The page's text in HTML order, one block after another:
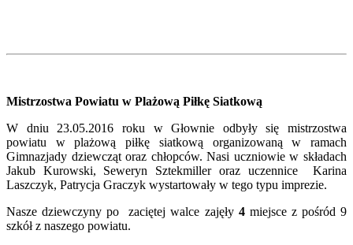
Mistrzostwa Powiatu w Plażową Piłkę Siatkową
W dniu 23.05.2016 roku w Głownie odbyły się mistrzostwa
powiatu w plażową piłkę siatkową organizowaną w ramach
Gimnazjady dziewcząt oraz chłopców. Nasi uczniowie w składach
Jakub Kurowski, Seweryn Sztekmiller oraz uczennice Karina
Laszczyk, Patrycja Graczyk wystartowały w tego typu imprezie.
Nasze dziewczyny po zaciętej walce zajęły 4 miejsce z pośród 9
szkół z naszego powiatu.